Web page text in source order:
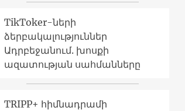
TikToker-ների
ձերբակալություններ
Ադրբեջանում. խոսքի
ազատության սահմանները
TRIPP+ հիմնադրամի